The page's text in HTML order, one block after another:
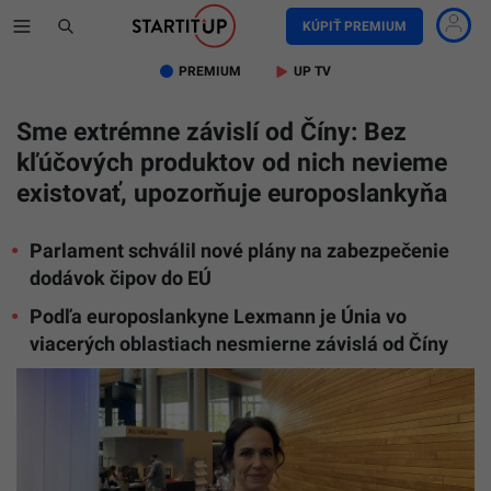
KÚPIŤ PREMIUM
PREMIUM UP TV
Sme extrémne závislí od Číny: Bez
kľúčových produktov od nich nevieme
existovať, upozorňuje europoslankyňa
Parlament schválil nové plány na zabezpečenie
dodávok čipov do EÚ
Podľa europoslankyne Lexmann je Únia vo
viacerých oblastiach nesmierne závislá od Číny